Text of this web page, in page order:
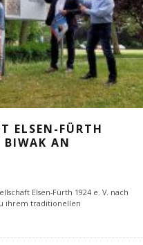
ELSEN-FÜRTH
BIWAK AN
Elsen-Fürth 1924 e. V. nach
ihrem traditionellen